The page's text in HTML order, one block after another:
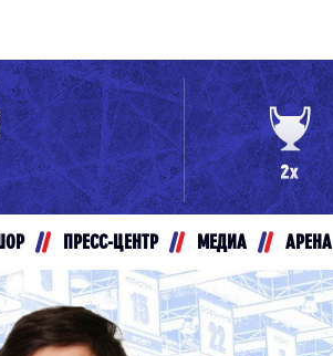
ПРЕСС-ЦЕНТР МЕДИА АРЕНА